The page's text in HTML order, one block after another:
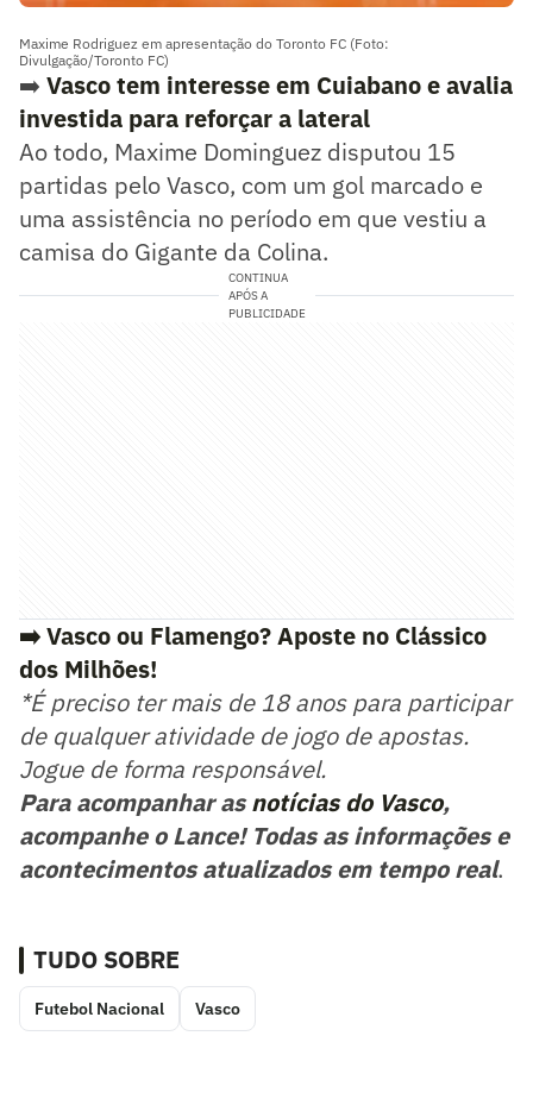
Maxime Rodriguez em apresentação do Toronto FC (Foto:
Divulgação/Toronto FC)
➡️ Vasco tem interesse em Cuiabano e avalia
investida para reforçar a lateral
Ao todo, Maxime Dominguez disputou 15
partidas pelo Vasco, com um gol marcado e
uma assistência no período em que vestiu a
camisa do Gigante da Colina.
CONTINUA
APÓS A
PUBLICIDADE
➡️ Vasco ou Flamengo? Aposte no Clássico
dos Milhões!
*É preciso ter mais de 18 anos para participar
de qualquer atividade de jogo de apostas.
Jogue de forma responsável.
Para acompanhar asnotícias do Vasco,
acompanhe o Lance! Todas as informações e
acontecimentos atualizados em tempo real.
TUDO SOBRE
Futebol Nacional Vasco